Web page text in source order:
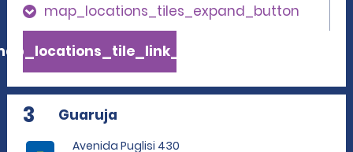
map_locations_tiles_expand_button
3 Guaruja
Avenida Puglisi 430